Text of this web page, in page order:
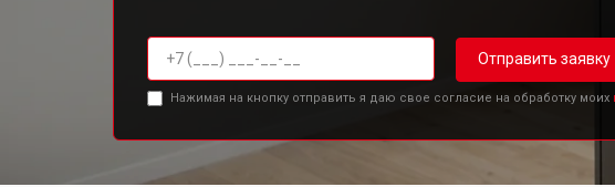
Отправить заявку
Нажимая на кнопку отправить я даю свое согласие на обработку моих